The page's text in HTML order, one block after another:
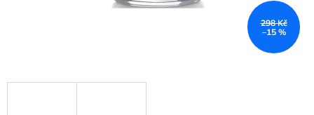
298 Kč
–15 %